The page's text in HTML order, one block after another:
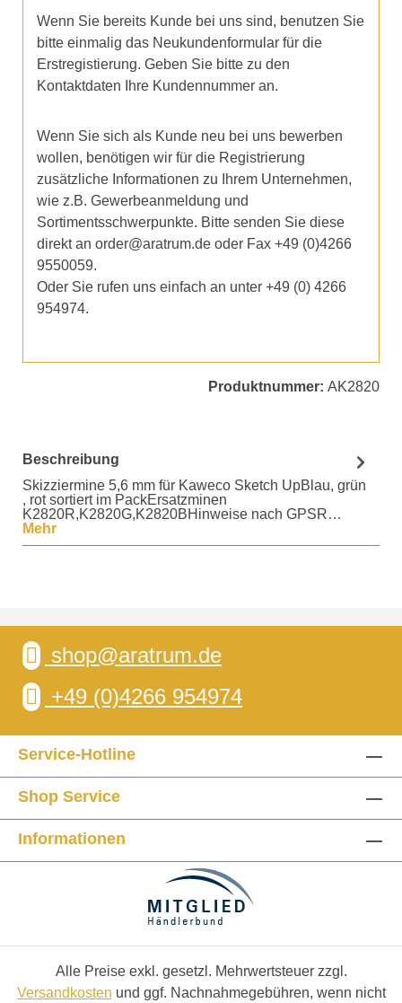
Wenn Sie bereits Kunde bei uns sind, benutzen Sie
bitte einmalig das Neukundenformular für die
Erstregistierung. Geben Sie bitte zu den
Kontaktdaten Ihre Kundennummer an.
Wenn Sie sich als Kunde neu bei uns bewerben
wollen, benötigen wir für die Registrierung
zusätzliche Informationen zu Ihrem Unternehmen,
wie z.B. Gewerbeanmeldung und
Sortimentsschwerpunkte. Bitte senden Sie diese
direkt an order@aratrum.de oder Fax +49 (0)4266
9550059.
Oder Sie rufen uns einfach an unter +49 (0) 4266
954974.
Produktnummer: AK2820
Beschreibung
Skizziermine 5,6 mm für Kaweco Sketch UpBlau, grün
, rot sortiert im PackErsatzminen
K2820R,K2820G,K2820BHinweise nach GPSR…
Mehr
shop@aratrum.de
+49 (0)4266 954974
Service-Hotline
Shop Service
Informationen
Alle Preise exkl. gesetzl. Mehrwertsteuer zzgl.
Versandkosten und ggf. Nachnahmegebühren, wenn nicht